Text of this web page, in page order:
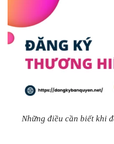
Những điều cần biết khi